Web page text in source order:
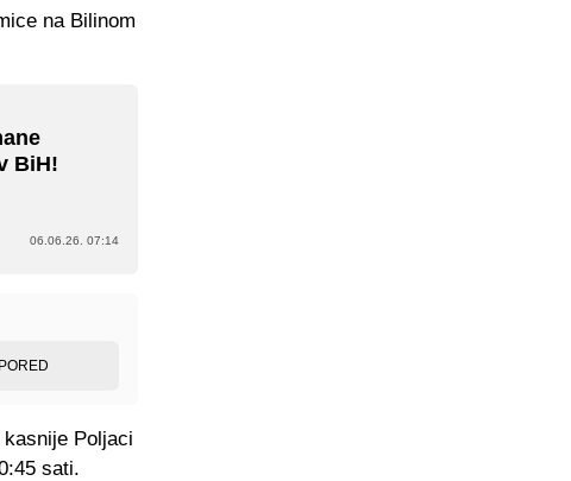
na Bilinom
BiH!
06.06.26. 07:14
Poljaci
sati.